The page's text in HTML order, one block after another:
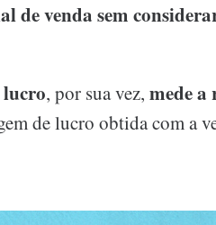
de venda sem
, por sua vez, mede a
de lucro obtida com a